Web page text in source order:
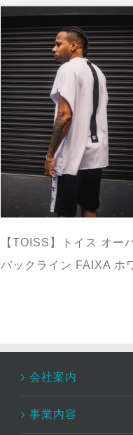
【TOISS】トイス オー
バックライン FAIXA ホ
会社案内
事業内容